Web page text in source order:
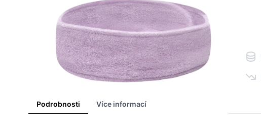
Podrobnosti Více informací